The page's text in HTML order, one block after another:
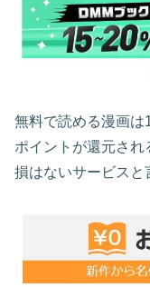
無料で読める漫画
ポイントが還元され
損はないサービスと